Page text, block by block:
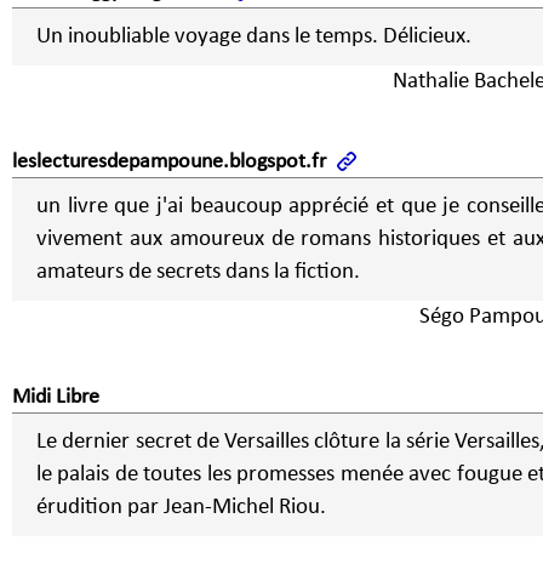
Un inoubliable voyage dans le temps. Délicieux.
Nathalie
leslecturesdepampoune.blogspot.fr
un livre que j'ai beaucoup apprécié et que je
vivement aux amoureux de romans historiques et
amateurs de secrets dans la fiction.
Ségo
Midi Libre
Le dernier secret de Versailles clôture la série
le palais de toutes les promesses menée avec fougue
érudition par Jean-Michel Riou.